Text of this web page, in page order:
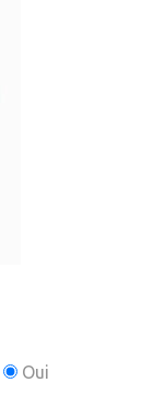
Oui